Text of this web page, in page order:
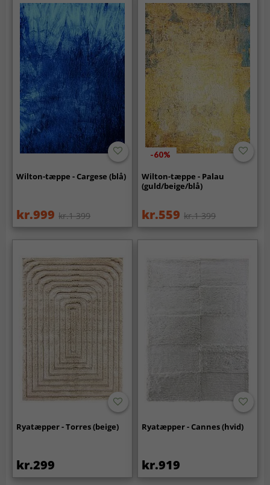
Wilton-tæppe - Cargese (blå)
kr.999 kr.1 399
-60%
Wilton-tæppe - Palau
(guld/beige/blå)
kr.559 kr.1 399
Ryatæpper - Torres (beige)
kr.299
Ryatæpper - Cannes (hvid)
kr.919